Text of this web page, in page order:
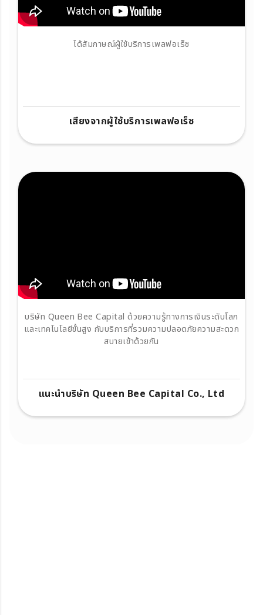
ได้สัมภาษณ์ผู้ใช้บริการเพลฟอเร็ซ
เสียงจากผู้ใช้บริการเพลฟอเร็ซ
บริษัท Queen Bee Capital ด้วยความรู้ทางการเงินระดับโลก
และเทคโนโลยีขั้นสูง กับบริการที่รวมความปลอดภัยความสะดวก
สบายเข้าด้วยกัน
แนะนำบริษัท Queen Bee Capital Co., Ltd